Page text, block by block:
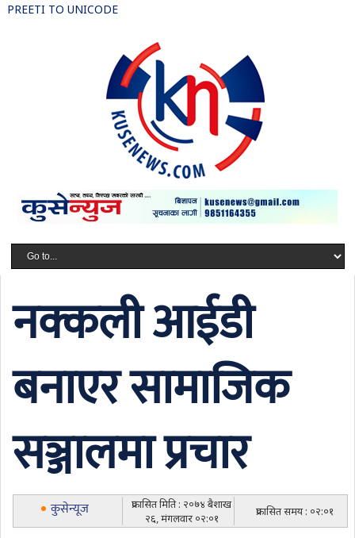
PREETI TO UNICODE
नक्कली आईडी
बनाएर सामाजिक
सञ्जालमा प्रचार
कुसेन्यूज
प्रकासित मिति : २०७४ बैशाख
२६, मंगलवार ०२:०१
प्रकासित समय : ०२:०१